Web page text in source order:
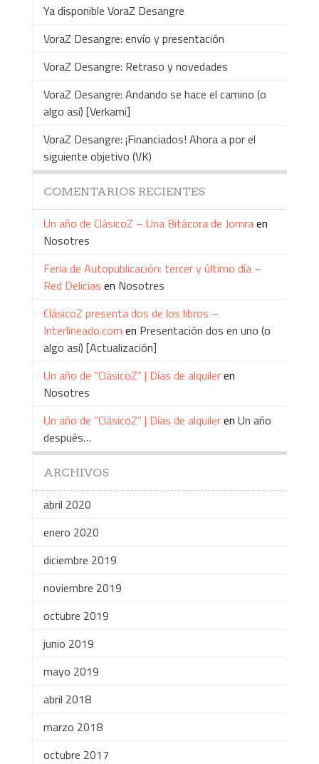
Ya disponible VoraZ Desangre
VoraZ Desangre: envío y presentación
VoraZ Desangre: Retraso y novedades
VoraZ Desangre: Andando se hace el camino (o
algo así) [Verkami]
VoraZ Desangre: ¡Financiados! Ahora a por el
siguiente objetivo (VK)
COMENTARIOS RECIENTES
Un año de ClásicoZ – Una Bitácora de Jomraen
Nosotres
Feria de Autopublicación: tercer y último día –
Red Delicias en Nosotres
ClásicoZ presenta dos de los libros –
Interlineado.com en Presentación dos en uno (o
algo así) [Actualización]
Un año de “ClásicoZ” | Días de alquileren
Nosotres
Un año de “ClásicoZ” | Días de alquileren Un año
después…
ARCHIVOS
abril 2020
enero 2020
diciembre 2019
noviembre 2019
octubre 2019
junio 2019
mayo 2019
abril 2018
marzo 2018
octubre 2017